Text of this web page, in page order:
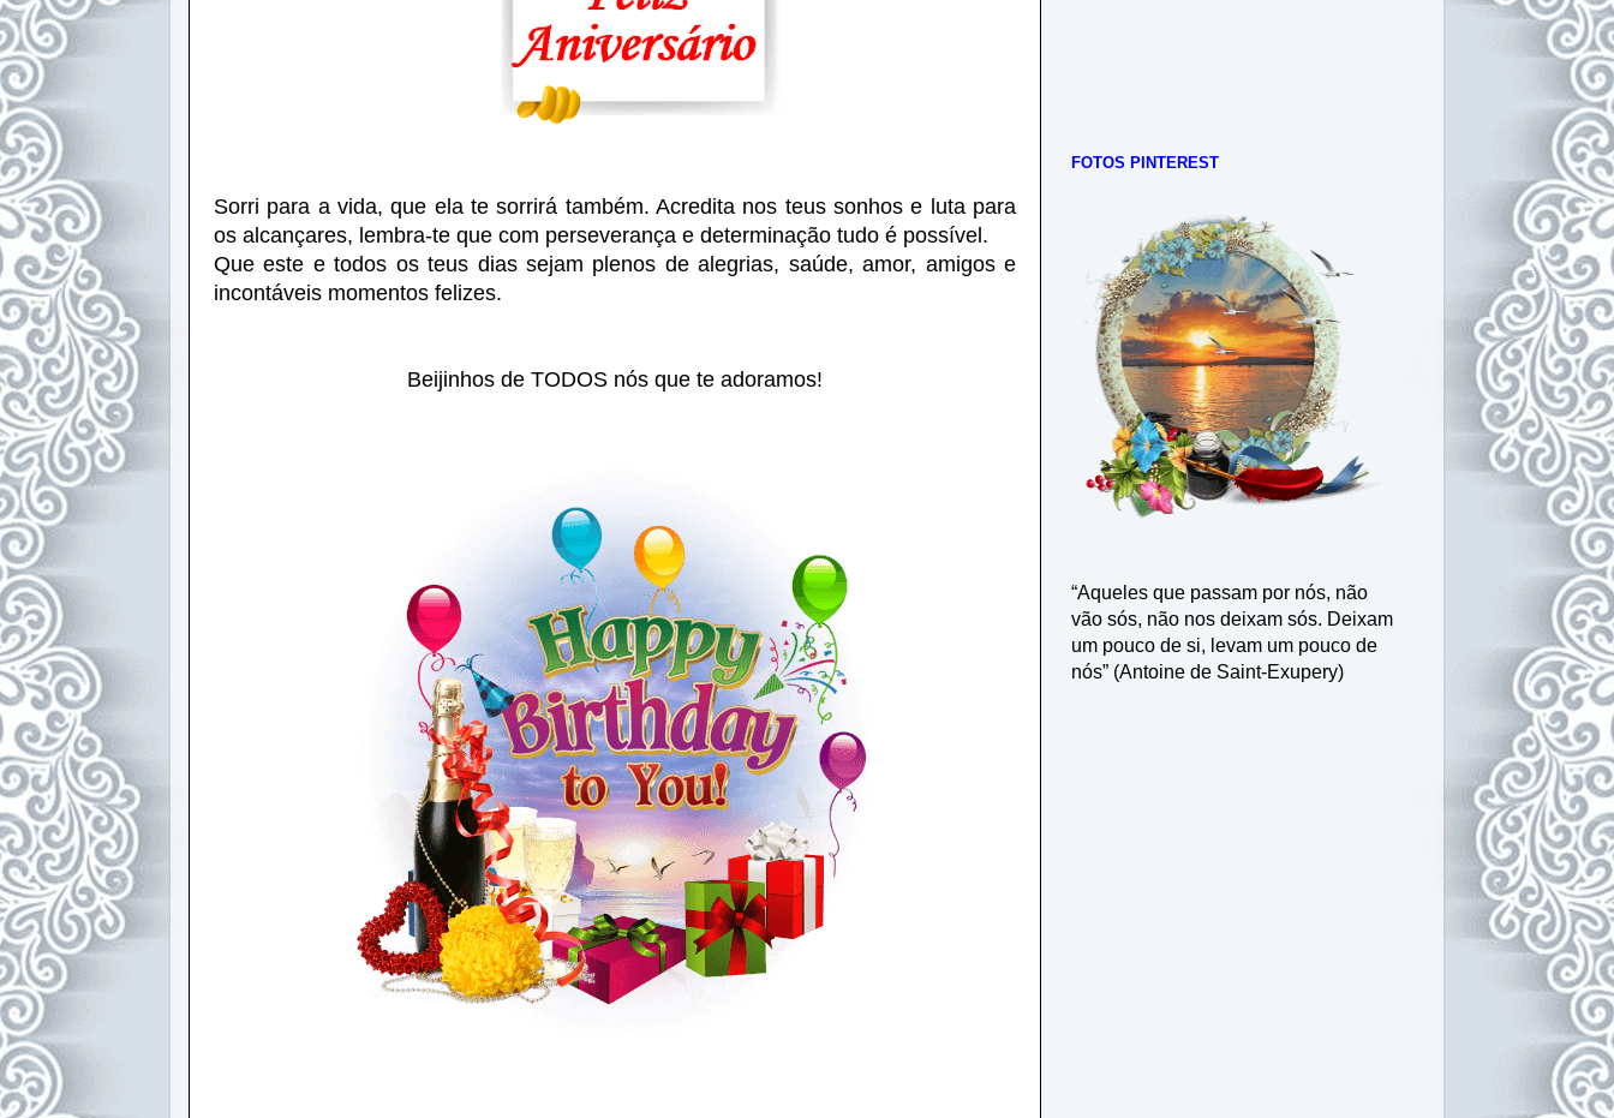
Sorri para a vida, que ela te sorrirá também. Acredita nos teus sonhos e luta para
os alcançares, lembra-te que com perseverança e determinação tudo é possível.
Que este e todos os teus dias sejam plenos de alegrias, saúde, amor, amigos e
incontáveis momentos felizes.
Beijinhos de TODOS nós que te adoramos!
FOTOS PINTEREST
“Aqueles que passam por nós, não
vão sós, não nos deixam sós. Deixam
um pouco de si, levam um pouco de
nós” (Antoine de Saint-Exupery)